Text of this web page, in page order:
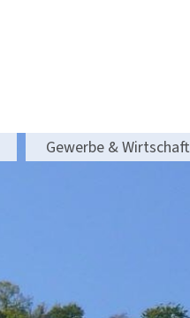
Gewerbe & Wirtschaft